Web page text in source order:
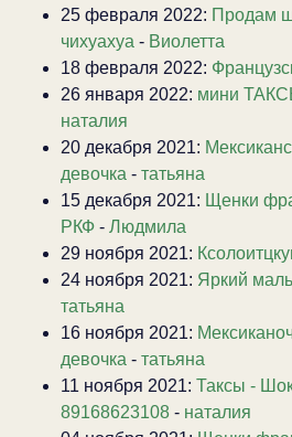
25 февраля 2022: Продам
чихуахуа - Виолетта
18 февраля 2022:
26 января 2022: мини
наталия
20 декабря 2021:
девочка - татьяна
15 декабря 2021: Щенки
РКФ - Людмила
29 ноября 2021:
24 ноября 2021: Яркий
татьяна
16 ноября 2021:
девочка - татьяна
11 ноября 2021: Таксы -
89168623108 - наталия